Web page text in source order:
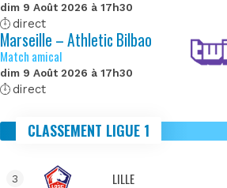
dim 9 Août 2026 à 17h30
direct
Marseille – Athletic Bilbao
Match amical
dim 9 Août 2026 à 17h30
direct
CLASSEMENT LIGUE 1
3 LILLE